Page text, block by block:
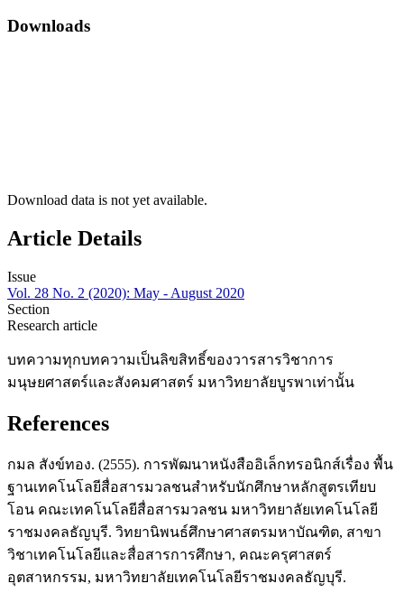
Downloads
Download data is not yet available.
Article Details
Issue
Vol. 28 No. 2 (2020): May - August 2020
Section
Research article
บทความทุกบทความเป็นลิขสิทธิ์ของวารสารวิชาการ
มนุษยศาสตร์และสังคมศาสตร์ มหาวิทยาลัยบูรพาเท่านั้น
References
กมล สังข์ทอง. (2555). การพัฒนาหนังสืออิเล็กทรอนิกส์เรื่อง พื้น
ฐานเทคโนโลยีสื่อสารมวลชนสำหรับนักศึกษาหลักสูตรเทียบ
โอน คณะเทคโนโลยีสื่อสารมวลชน มหาวิทยาลัยเทคโนโลยี
ราชมงคลธัญบุรี. วิทยานิพนธ์ศึกษาศาสตรมหาบัณฑิต, สาขา
วิชาเทคโนโลยีและสื่อสารการศึกษา, คณะครุศาสตร์
อุตสาหกรรม, มหาวิทยาลัยเทคโนโลยีราชมงคลธัญบุรี.